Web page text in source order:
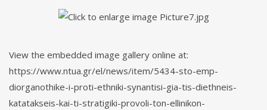
View the embedded image gallery online at:
https://www.ntua.gr/el/news/item/5434-sto-emp-
diorganothike-i-proti-ethniki-synantisi-gia-tis-diethneis-
katatakseis-kai-ti-stratigiki-provoli-ton-ellinikon-